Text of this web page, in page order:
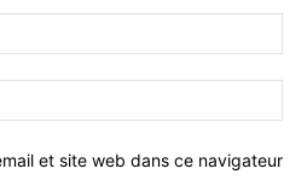
:*
:
et site web dans ce navigateur